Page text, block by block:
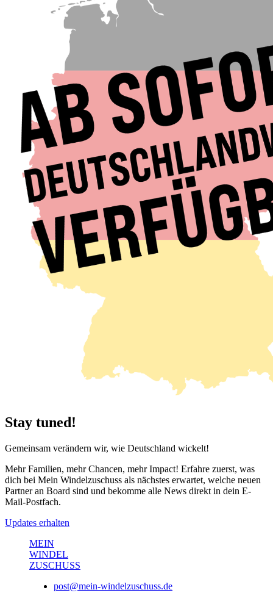
Stay tuned!
Gemeinsam verändern wir, wie Deutschland wickelt!
Mehr Familien, mehr Chancen, mehr Impact! Erfahre zuerst, was
dich bei Mein Windelzuschuss als nächstes erwartet, welche neuen
Partner an Board sind und bekomme alle News direkt in dein E-
Mail-Postfach.
Updates erhalten
MEIN
WINDEL
ZUSCHUSS
post@mein-windelzuschuss.de